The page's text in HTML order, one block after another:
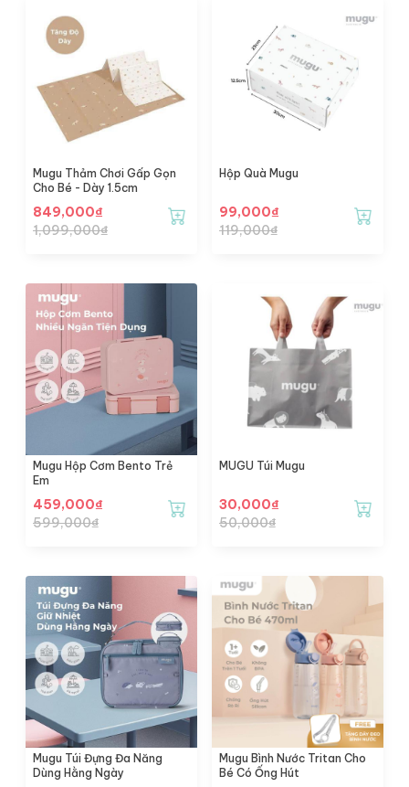
Mugu Thảm Chơi Gấp Gọn
Cho Bé - Dày 1.5cm
849,000₫
1,099,000₫
Hộp Quà Mugu
99,000₫
119,000₫
Mugu Hộp Cơm Bento Trẻ
Em
459,000₫
599,000₫
MUGU Túi Mugu
30,000₫
50,000₫
Mugu Túi Đựng Đa Năng
Dùng Hằng Ngày
Mugu Bình Nước Tritan Cho
Bé Có Ống Hút